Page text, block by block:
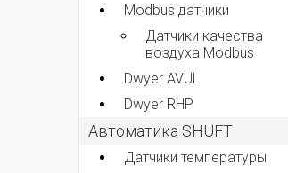
Modbus датчики
Датчики качества
воздуха Modbus
Dwyer AVUL
Dwyer RHP
Автоматика SHUFT
Датчики температуры